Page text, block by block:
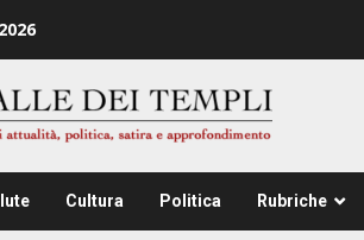
Cultura Politica Rubriche